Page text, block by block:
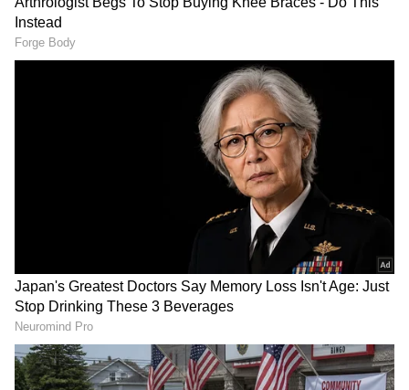
ಮಾಡಿದರು. ಆದರೆ ಸುಪ್ರೀಂಕೋರ್ಟ್‌ನ ಶುಕ್ರವಾರದ ತೀರ್ಪು
ಈ ಪಕ್ಷಗಳಿಗೆ ಹಾಕಿದ ತಪರಾಕಿಯಾಗಿದೆ. ಮತ್ತೆ ಹಿಂದಿನಂತೆ
ಮತಪೆಟ್ಟಿಗೆ ತಂದು ಮತಗಳನ್ನು ಲೂಟಿ ಮಾಡಲು ಸಂಚು
ರೂಪಿಸಿದವರಿಗೆ ಮುಖಭಂಗವಾಗಿದೆ’ ಎಂದು ಕಿಡಿಕಾರಿದರು.
ಗಳನ್ನು ಪಡೆಯಿರಿ.
RECOMMENDED STORIES